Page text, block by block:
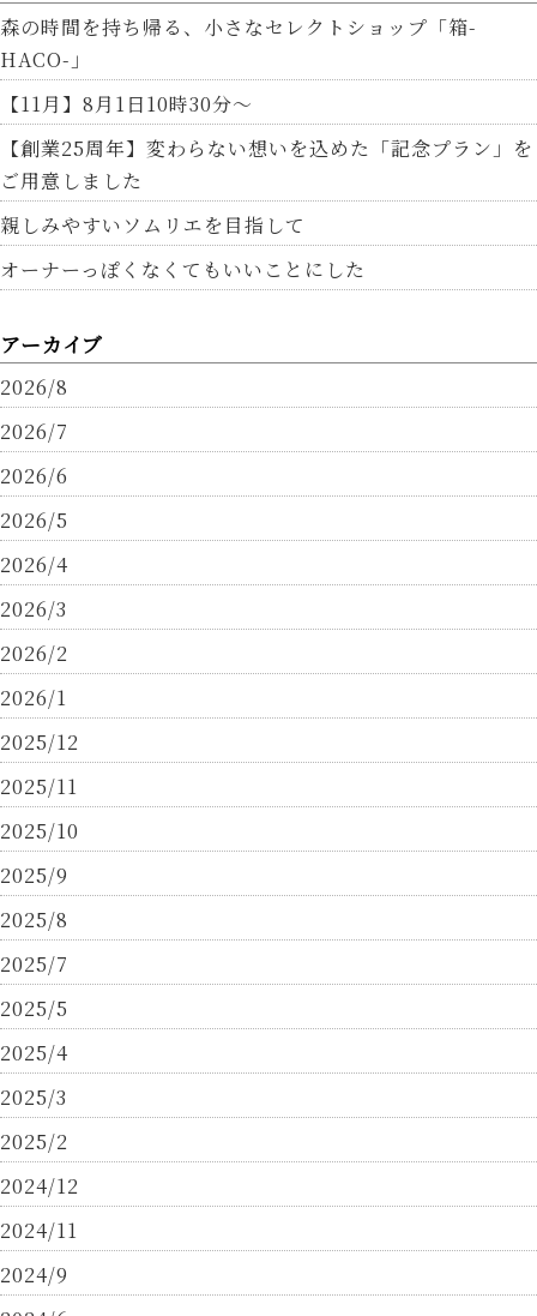
森の時間を持ち帰る、小さなセレクトショップ「箱-
HACO-」
【11月】8月1日10時30分～
【創業25周年】変わらない想いを込めた「記念プラン」を
ご用意しました
親しみやすいソムリエを目指して
オーナーっぽくなくてもいいことにした
アーカイブ
2026/8
2026/7
2026/6
2026/5
2026/4
2026/3
2026/2
2026/1
2025/12
2025/11
2025/10
2025/9
2025/8
2025/7
2025/5
2025/4
2025/3
2025/2
2024/12
2024/11
2024/9